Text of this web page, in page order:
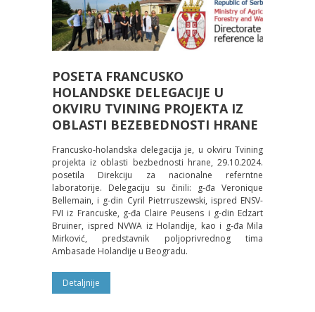
POSETA FRANCUSKO
HOLANDSKE DELEGACIJE U
OKVIRU TVINING PROJEKTA IZ
OBLASTI BEZEBEDNOSTI HRANE
Francusko-holandska delegacija je, u okviru Tvining
projekta iz oblasti bezbednosti hrane, 29.10.2024.
posetila Direkciju za nacionalne referntne
laboratorije. Delegaciju su činili: g-đa Veronique
Bellemain, i g-din Cyril Pietrruszewski, ispred ENSV-
FVI iz Francuske, g-đa Claire Peusens i g-din Edzart
Bruiner, ispred NVWA iz Holandije, kao i g-đa Mila
Mirković, predstavnik poljoprivrednog tima
Ambasade Holandije u Beogradu.
Detaljnije